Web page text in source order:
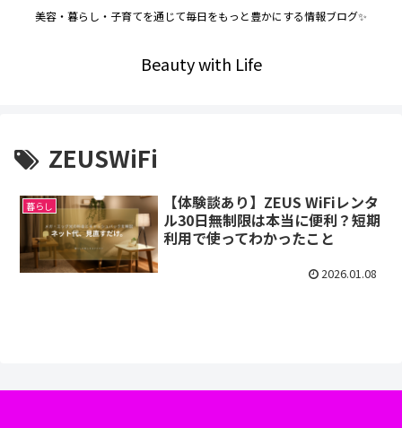
美容・暮らし・子育てを通じて毎日をもっと豊かにする情報ブログ✨
Beauty with Life
ZEUSWiFi
暮らし
【体験談あり】ZEUS WiFiレンタ
ル30日無制限は本当に便利？短期
利用で使ってわかったこと
2026.01.08